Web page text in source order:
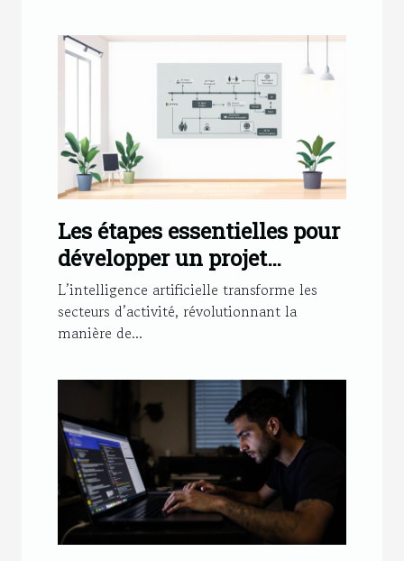
Les étapes essentielles pour
développer un projet
d'intelligence artificielle
efficace
L’intelligence artificielle transforme les
secteurs d’activité, révolutionnant la
manière de...